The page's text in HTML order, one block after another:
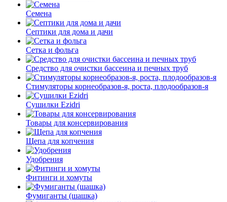
Семена
Септики для дома и дачи
Сетка и фольга
Средство для очистки бассеина и печных труб
Стимуляторы корнеобразов-я, роста, плодообразов-я
Сушилки Ezidri
Товары для консервирования
Щепа для копчения
Удобрения
Фитинги и хомуты
Фумиганты (шашка)